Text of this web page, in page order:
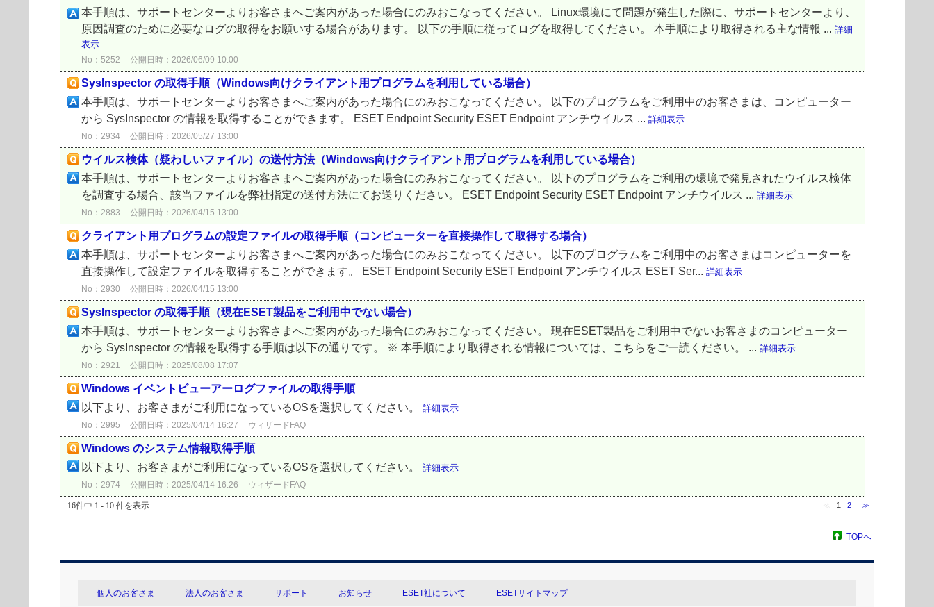
本手順は、サポートセンターよりお客さまへご案内があった場合にのみおこなってください。 Linux環境にて問題が発生した際に、サポートセンターより、
原因調査のために必要なログの取得をお願いする場合があります。 以下の手順に従ってログを取得してください。 本手順により取得される主な情報 ... 詳細
表示
No：5252 公開日時：2026/06/09 10:00
SysInspector の取得手順（Windows向けクライアント用プログラムを利用している場合）
本手順は、サポートセンターよりお客さまへご案内があった場合にのみおこなってください。 以下のプログラムをご利用中のお客さまは、コンピューター
から SysInspector の情報を取得することができます。 ESET Endpoint Security ESET Endpoint アンチウイルス ... 詳細表示
No：2934 公開日時：2026/05/27 13:00
ウイルス検体（疑わしいファイル）の送付方法（Windows向けクライアント用プログラムを利用している場合）
本手順は、サポートセンターよりお客さまへご案内があった場合にのみおこなってください。 以下のプログラムをご利用の環境で発見されたウイルス検体
を調査する場合、該当ファイルを弊社指定の送付方法にてお送りください。 ESET Endpoint Security ESET Endpoint アンチウイルス ... 詳細表示
No：2883 公開日時：2026/04/15 13:00
クライアント用プログラムの設定ファイルの取得手順（コンピューターを直接操作して取得する場合）
本手順は、サポートセンターよりお客さまへご案内があった場合にのみおこなってください。 以下のプログラムをご利用中のお客さまはコンピューターを
直接操作して設定ファイルを取得することができます。 ESET Endpoint Security ESET Endpoint アンチウイルス ESET Ser... 詳細表示
No：2930 公開日時：2026/04/15 13:00
SysInspector の取得手順（現在ESET製品をご利用中でない場合）
本手順は、サポートセンターよりお客さまへご案内があった場合にのみおこなってください。 現在ESET製品をご利用中でないお客さまのコンピューター
から SysInspector の情報を取得する手順は以下の通りです。 ※ 本手順により取得される情報については、こちらをご一読ください。 ... 詳細表示
No：2921 公開日時：2025/08/08 17:07
Windows イベントビューアーログファイルの取得手順
以下より、お客さまがご利用になっているOSを選択してください。 詳細表示
No：2995 公開日時：2025/04/14 16:27 ウィザードFAQ
Windows のシステム情報取得手順
以下より、お客さまがご利用になっているOSを選択してください。 詳細表示
No：2974 公開日時：2025/04/14 16:26 ウィザードFAQ
16件中 1 - 10 件を表示 1 2 ≫
TOPへ
個人のお客さま 法人のお客さま サポート お知らせ ESET社について ESETサイトマップ